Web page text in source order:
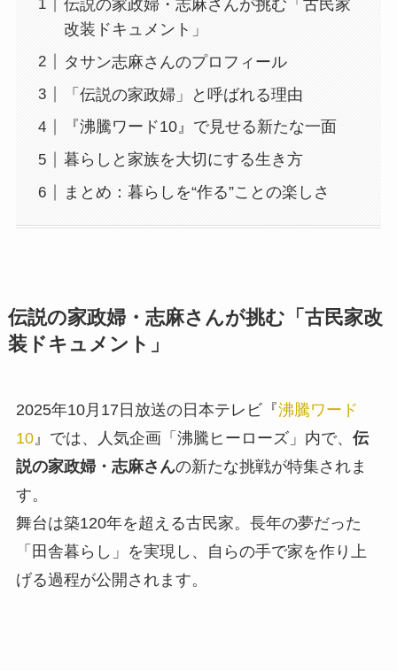
伝説の家政婦・志麻さんが挑む「古民家
改装ドキュメント」
タサン志麻さんのプロフィール
「伝説の家政婦」と呼ばれる理由
『沸騰ワード10』で見せる新たな一面
暮らしと家族を大切にする生き方
まとめ：暮らしを“作る”ことの楽しさ
伝説の家政婦・志麻さんが挑む「古民家改
装ドキュメント」
2025年10月17日放送の日本テレビ『沸騰ワード
10』では、人気企画「沸騰ヒーローズ」内で、 伝
説の家政婦・志麻さんの新たな挑戦が特集されま
す。
舞台は築120年を超える古民家。長年の夢だった
「田舎暮らし」を実現し、自らの手で家を作り上
げる過程が公開されます。